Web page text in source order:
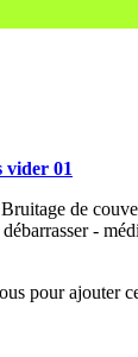
vider 01
de
-